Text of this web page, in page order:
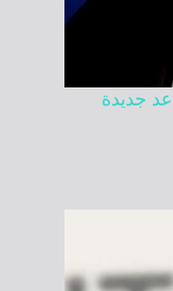
جديدة